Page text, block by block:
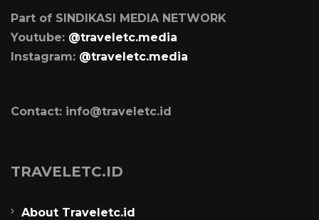
Part of SINDIKASI MEDIA NETWORK
Youtube: @traveletc.media
Instagram: @traveletc.media
Contact: info@traveletc.id
TRAVELETC.ID
About Traveletc.id